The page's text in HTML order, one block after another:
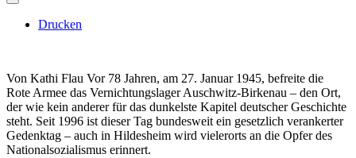
Drucken
Von Kathi Flau Vor 78 Jahren, am 27. Januar 1945, befreite die
Rote Armee das Vernichtungslager Auschwitz-Birkenau – den Ort,
der wie kein anderer für das dunkelste Kapitel deutscher Geschichte
steht. Seit 1996 ist dieser Tag bundesweit ein gesetzlich verankerter
Gedenktag – auch in Hildesheim wird vielerorts an die Opfer des
Nationalsozialismus erinnert.